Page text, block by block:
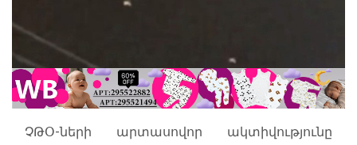
ՉԹՕ-ների արտասովոր ակտիվությունը